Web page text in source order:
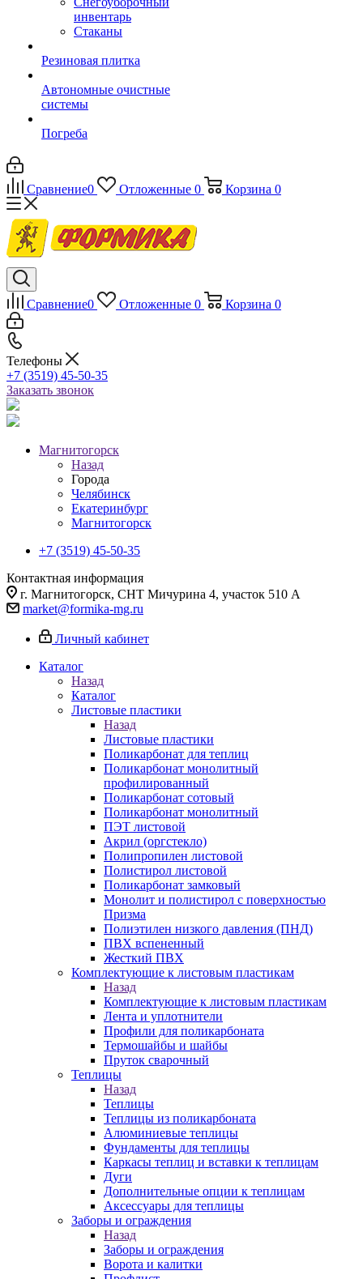
инвентарь
Стаканы
Резиновая плитка
Автономные очистные
системы
Погреба
Сравнение0 Отложенные 0 Корзина 0
Сравнение0 Отложенные 0 Корзина 0
Телефоны
+7 (3519) 45-50-35
Заказать звонок
Магнитогорск
Назад
Города
Челябинск
Екатеринбург
Магнитогорск
+7 (3519) 45-50-35
Контактная информация
г. Магнитогорск, СНТ Мичурина 4, участок 510 А
market@formika-mg.ru
Личный кабинет
Каталог
Назад
Каталог
Листовые пластики
Назад
Листовые пластики
Поликарбонат для теплиц
Поликарбонат монолитный
профилированный
Поликарбонат сотовый
Поликарбонат монолитный
ПЭТ листовой
Акрил (оргстекло)
Полипропилен листовой
Полистирол листовой
Поликарбонат замковый
Монолит и полистирол с поверхностью
Призма
Полиэтилен низкого давления (ПНД)
ПВХ вспененный
Жесткий ПВХ
Комплектующие к листовым пластикам
Назад
Комплектующие к листовым пластикам
Лента и уплотнители
Профили для поликарбоната
Термошайбы и шайбы
Пруток сварочный
Теплицы
Назад
Теплицы
Теплицы из поликарбоната
Алюминиевые теплицы
Фундаменты для теплицы
Каркасы теплиц и вставки к теплицам
Дуги
Дополнительные опции к теплицам
Аксессуары для теплицы
Заборы и ограждения
Назад
Заборы и ограждения
Ворота и калитки